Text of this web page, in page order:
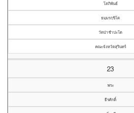
โสภิพันธ์
ธมฺมรกฺขิโต
วัดป่าชำปะโต
คณะจังหวัดสุรินทร์
23
พระ
ธีรศักดิ์